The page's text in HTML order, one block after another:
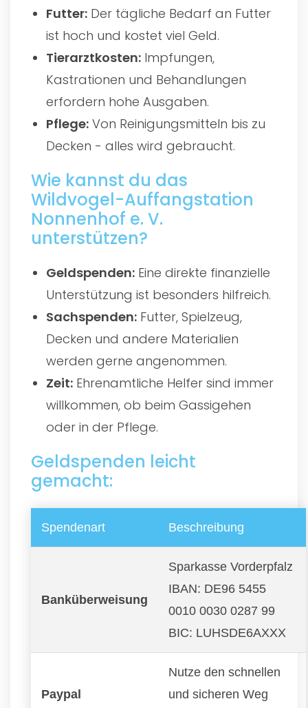
Futter: Der tägliche Bedarf an Futter
ist hoch und kostet viel Geld.
Tierarztkosten: Impfungen,
Kastrationen und Behandlungen
erfordern hohe Ausgaben.
Pflege: Von Reinigungsmitteln bis zu
Decken - alles wird gebraucht.
Wie kannst du das
Wildvogel-Auffangstation
Nonnenhof e. V.
unterstützen?
Geldspenden: Eine direkte finanzielle
Unterstützung ist besonders hilfreich.
Sachspenden: Futter, Spielzeug,
Decken und andere Materialien
werden gerne angenommen.
Zeit: Ehrenamtliche Helfer sind immer
willkommen, ob beim Gassigehen
oder in der Pflege.
Geldspenden leicht
gemacht:
Spendenart Beschreibung
Banküberweisung
Sparkasse Vorderpfalz
IBAN: DE96 5455
0010 0030 0287 99
BIC: LUHSDE6AXXX
Paypal
Nutze den schnellen
und sicheren Weg